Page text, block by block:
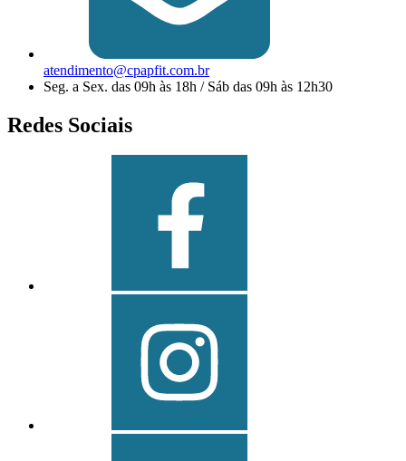
atendimento@cpapfit.com.br
Seg. a Sex. das 09h às 18h / Sáb das 09h às 12h30
Redes Sociais